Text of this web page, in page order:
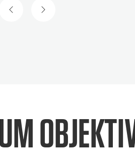
PRETHODNI SLAJD
SLEDEĆI SLAJD